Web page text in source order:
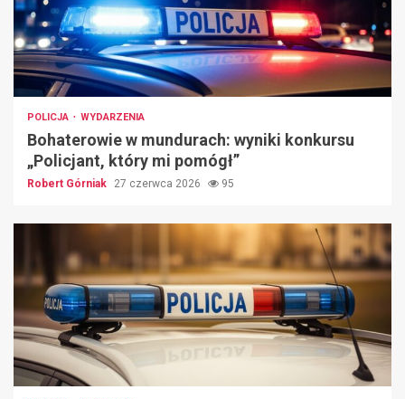
POLICJA WYDARZENIA
Bohaterowie w mundurach: wyniki konkursu
„Policjant, który mi pomógł”
Robert Górniak 27 czerwca 2026 95